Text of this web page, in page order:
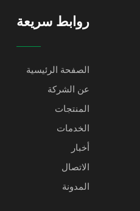
روابط سريعة
الصفحة الرئيسية
عن الشركة
المنتجات
الخدمات
أخبار
الاتصال
المدونة